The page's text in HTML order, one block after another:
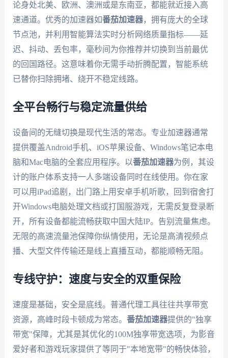
论身处北美、欧洲、澳洲或是东南亚，都能就近接入高
速通道。优秀的加速器如番茄加速器，拥有庞大的全球
节点池，并利用智能算法实时分析网络质量指标——延
迟、抖动、丢包率，毫秒间为你推荐并切换到当前最优
的回国路径。这意味着你无需手动折腾配置，智能系统
已替你扫除拥堵、绕开不稳定线路。
全平台畅行与稳定流量供给
设备间的无缝切换是现代生活的常态。专业加速器通常
提供覆盖Android手机、iOS苹果设备、Windows笔记本电
脑和Mac电脑的全套应用程序。以番茄加速器为例，其设
计的账户体系支持一人多端设备同时在线使用。你在家
可以用iPad追剧，出门路上用安卓手机听歌，回到宿舍打
开Windows电脑处理文档或打国服游戏，无需反复登录断
开，所有设备都能流畅获取中国大陆IP。告别流量焦虑。
无限的高速流量池保障你纵情使用，无论是高清视频点
播、大型文件传输还是线上直播互动，都能顺畅无阻。
专线守护：速度与安全的双重保险
速度是基础，安全是底线。普通代理工具往往共享带宽
资源，高峰时段卡顿成为常态。 番茄加速器提供的"独享
带宽"保障，尤其是其优化的100M独享带宽选项，为影音
爱好者和游戏玩家提供了等同于"本地宽带"的畅快体验，